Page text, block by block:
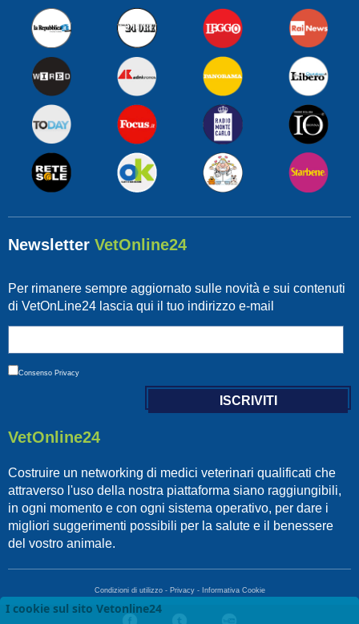
Newsletter VetOnline24
Per rimanere sempre aggiornato sulle novità e sui contenuti
di VetOnLine24 lascia qui il tuo indirizzo e-mail
Consenso Privacy
VetOnline24
Costruire un networking di medici veterinari qualificati che
attraverso l'uso della nostra piattaforma siano raggiungibili,
in ogni momento e con ogni sistema operativo, per dare i
migliori suggerimenti possibili per la salute e il benessere
del vostro animale.
Condizioni di utilizzo- Privacy- Informativa Cookie
I cookie sul sito Vetonline24